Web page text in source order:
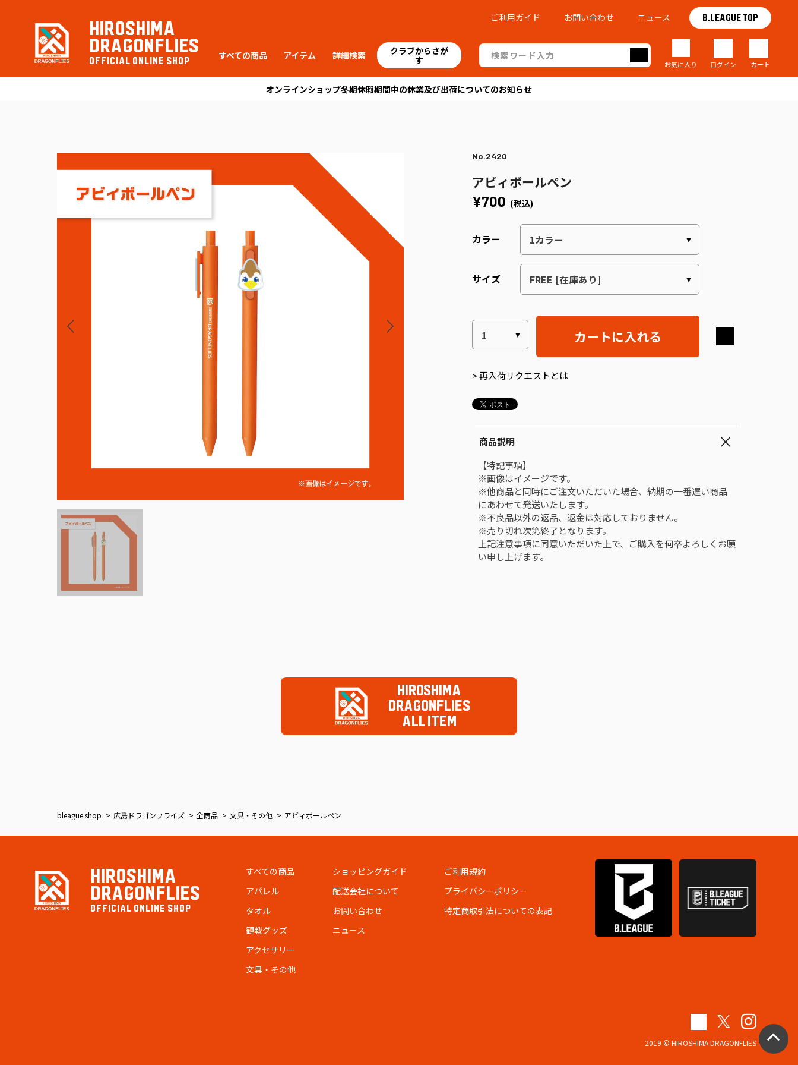
HIROSHIMA
DRAGONFLIES
OFFICIAL ONLINE SHOP すべての商品 アイテム 詳細検索
クラブからさが
す
ご利用ガイド お問い合わせ ニュース B.LEAGUE TOP
お気に入り ログイン カート
オンラインショップ冬期休暇期間中の休業及び出荷についてのお知らせ
No.2420
アビィボールペン
¥700 (税込)
カラー
サイズ
カートに入れる
> 再入荷リクエストとは
商品説明
【特記事項】
※画像はイメージです。
※他商品と同時にご注文いただいた場合、納期の一番遅い商品
にあわせて発送いたします。
※不良品以外の返品、返金は対応しておりません。
※売り切れ次第終了となります。
上記注意事項に同意いただいた上で、ご購入を何卒よろしくお願
い申し上げます。
HIROSHIMA
DRAGONFLIES
ALL ITEM
bleague shop 広島ドラゴンフライズ 全商品 文具・その他 アビィボールペン
HIROSHIMA
DRAGONFLIES
OFFICIAL ONLINE SHOP
すべての商品
アパレル
タオル
観戦グッズ
アクセサリー
文具・その他
ショッピングガイド
配送会社について
お問い合わせ
ニュース
ご利用規約
プライバシーポリシー
特定商取引法についての表記
2019 © HIROSHIMA DRAGONFLIES